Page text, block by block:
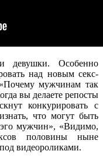
девушки. Особенно
над новым секс-
мужчинам так
вы делаете репосты
конкурировать с
что могут быть
мужчин», «Видимо,
половины ныне
видеороликами.